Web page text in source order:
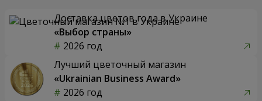
Доставка цветов года в Украине
«Выбор страны»
2026 год
Лучший цветочный магазин
«Ukrainian Business Award»
2026 год